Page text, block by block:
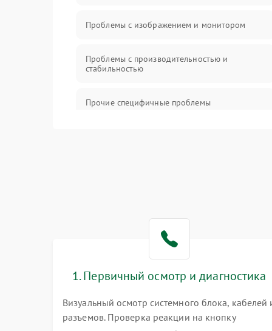
Проблемы с изображением и монитором
Проблемы с производительностью и
стабильностью
Прочие специфичные проблемы
1. Первичный осмотр и диагностика
Визуальный осмотр системного блока, кабелей
разъемов. Проверка реакции на кнопку